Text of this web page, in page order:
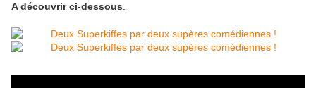
A découvrir ci-dessous